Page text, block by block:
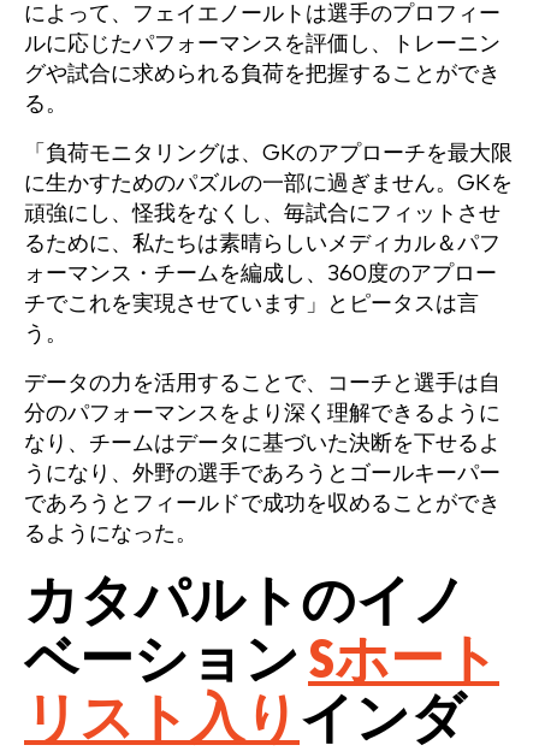
によって、フェイエノールトは選手のプロフィー
ルに応じたパフォーマンスを評価し、トレーニン
グや試合に求められる負荷を把握することができ
る。
「負荷モニタリングは、GKのアプローチを最大限
に生かすためのパズルの一部に過ぎません。GKを
頑強にし、怪我をなくし、毎試合にフィットさせ
るために、私たちは素晴らしいメディカル＆パフ
ォーマンス・チームを編成し、360度のアプロー
チでこれを実現させています」とピータスは言
う。
データの力を活用することで、コーチと選手は自
分のパフォーマンスをより深く理解できるように
なり、チームはデータに基づいた決断を下せるよ
うになり、外野の選手であろうとゴールキーパー
であろうとフィールドで成功を収めることができ
るようになった。
カタパルトのイノ
ベーション Sホート
リスト入り インダ